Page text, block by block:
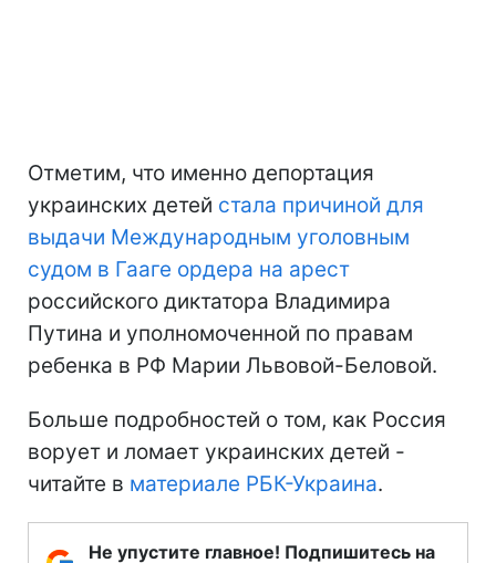
Отметим, что именно депортация
украинских детей стала причиной для
выдачи Международным уголовным
судом в Гааге ордера на арест
российского диктатора Владимира
Путина и уполномоченной по правам
ребенка в РФ Марии Львовой-Беловой.
Больше подробностей о том, как Россия
ворует и ломает украинских детей -
читайте в материале РБК-Украина.
Не упустите главное! Подпишитесь на